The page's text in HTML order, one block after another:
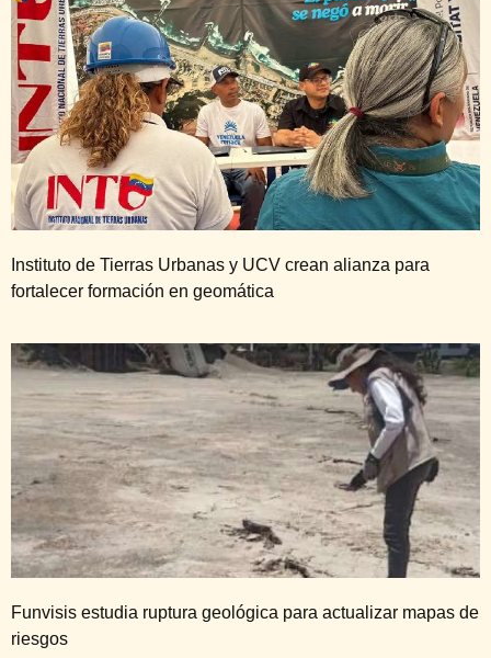
Instituto de Tierras Urbanas y UCV crean alianza para
fortalecer formación en geomática
Funvisis estudia ruptura geológica para actualizar mapas de
riesgos